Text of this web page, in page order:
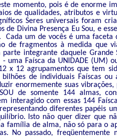
momento, pois é de enorme
de qualidades, atributos e
Seres universais foram
de Divina Presença Eu Sou, e
um de vocês é uma faceta
de fragmentos à medida que
integrante daquele Grande
Faísca da UNIDADE (UM)
x 12 agrupamentos que tem
de individuais Faíscas ou
enormemente suas vibrações,
de somente 144 almas,
interagido com essas 144
diferentes papéis
Isto não quer dizer que
família de alma, não só para o
No passado, freqüentemente